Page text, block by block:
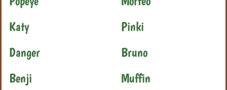
Katy
Pinki
Danger
Bruno
Benji
Muffin